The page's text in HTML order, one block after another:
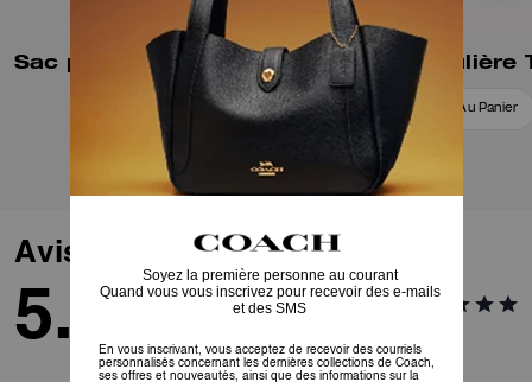
Sac porté épaule Laurel en Toile Signature
Ajouter Au Panier Ajouter Au Panier
Avis
5.0